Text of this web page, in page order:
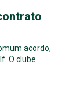
acordo,
O clube